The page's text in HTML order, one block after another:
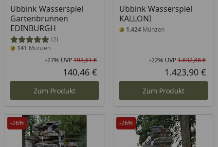
Ubbink Wasserspiel
Gartenbrunnen
EDINBURGH
(2)
141 Münzen
Rabatt in Prozent
-27%
Ursprünglicher Preis
UVP193,61 €
Aktueller Preis
140,46 €
Zum Produkt
Ubbink Wasserspiel
KALLONI
1.424Münzen
-22% UVP1.832,88 €
1.423,90 €
Zum Produkt
-26% -26%